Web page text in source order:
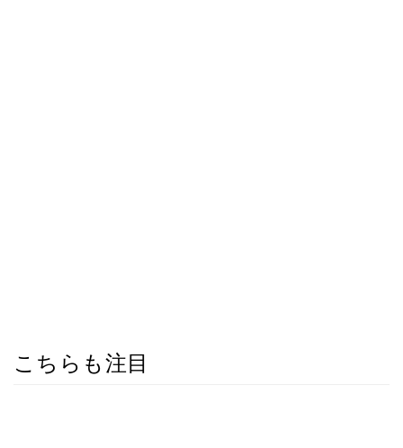
こちらも注目